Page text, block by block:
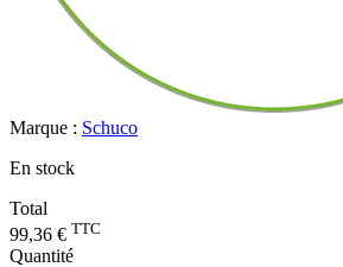
Marque : Schuco
En stock
Total
99,36 € TTC
Quantité